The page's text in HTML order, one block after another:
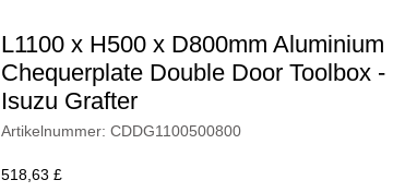
L1100 x H500 x D800mm Aluminium
Chequerplate Double Door Toolbox -
Isuzu Grafter
Artikelnummer: CDDG1100500800
518,63 £Preis